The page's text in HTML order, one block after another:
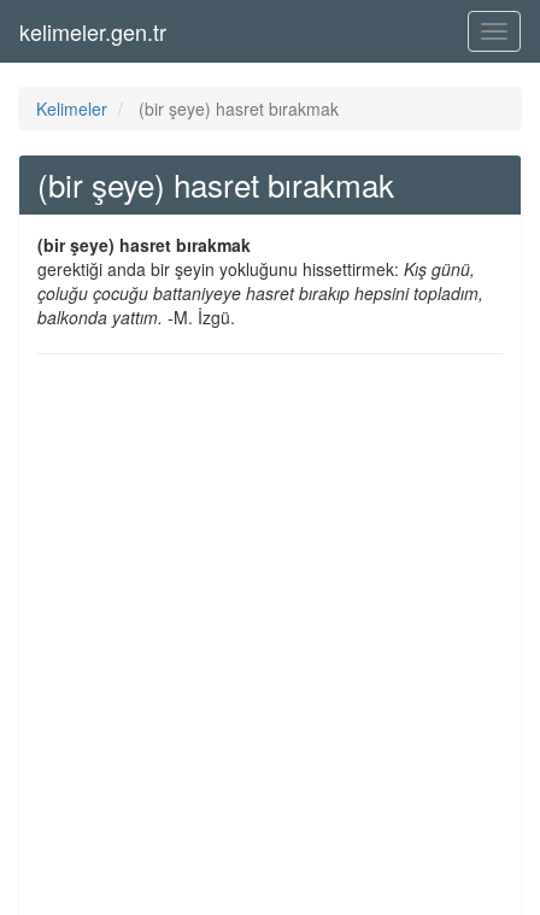
Menü
kelimeler.gen.tr
Kelimeler (bir şeye) hasret bırakmak
(bir şeye) hasret bırakmak
(bir şeye) hasret bırakmak
gerektiği anda bir şeyin yokluğunu hissettirmek: Kış günü,
çoluğu çocuğu battaniyeye hasret bırakıp hepsini topladım,
balkonda yattım. -M. İzgü.